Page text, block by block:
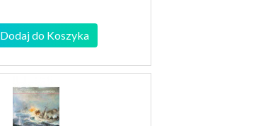
Dodaj do Koszyka